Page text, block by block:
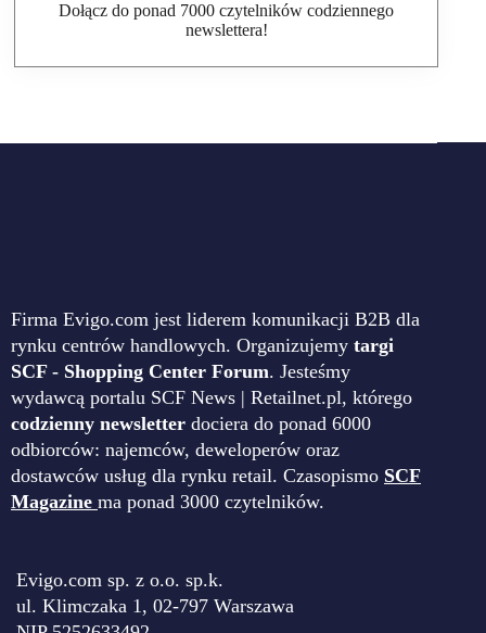
Dołącz do ponad 7000 czytelników codziennego
newslettera!
Firma Evigo.com jest liderem komunikacji B2B dla
rynku centrów handlowych. Organizujemy targi
SCF - Shopping Center Forum. Jesteśmy
wydawcą portalu SCF News | Retailnet.pl, którego
codzienny newsletter dociera do ponad 6000
odbiorców: najemców, deweloperów oraz
dostawców usług dla rynku retail. Czasopismo SCF
Magazine ma ponad 3000 czytelników.
Evigo.com sp. z o.o. sp.k.
ul. Klimczaka 1, 02-797 Warszawa